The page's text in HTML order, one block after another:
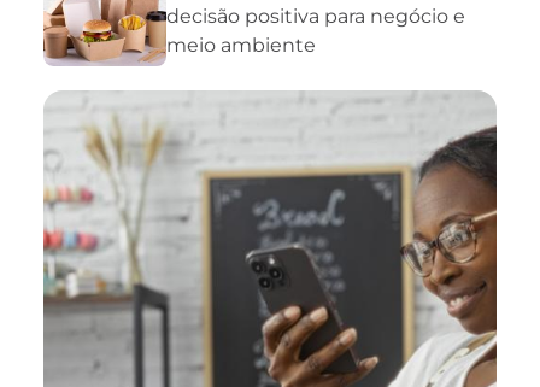
decisão positiva para negócio e
meio ambiente